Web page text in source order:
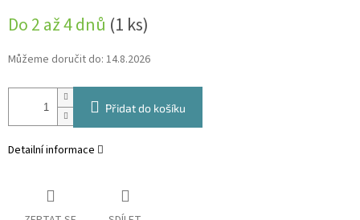
cena:
Do 2 až 4 dnů (1 ks)
Můžeme doručit do: 14.8.2026
Přidat do košíku
Detailní informace